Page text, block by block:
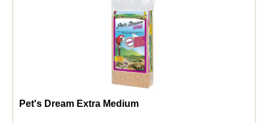
Pet's Dream Extra Medium